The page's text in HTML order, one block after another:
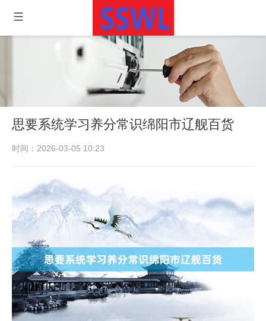
思要系统学习养分常识绵阳市辽舰百货
时间：2026-03-05 10:23